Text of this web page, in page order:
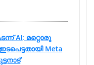
AI; മറ്റൊരു
Meta